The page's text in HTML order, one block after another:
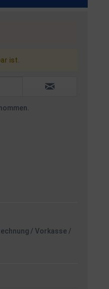
ist.
/ Vorkasse /